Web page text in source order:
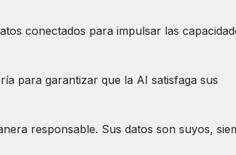
conectados para impulsar las
para garantizar que la AI satisfaga sus
responsable. Sus datos son suyos,